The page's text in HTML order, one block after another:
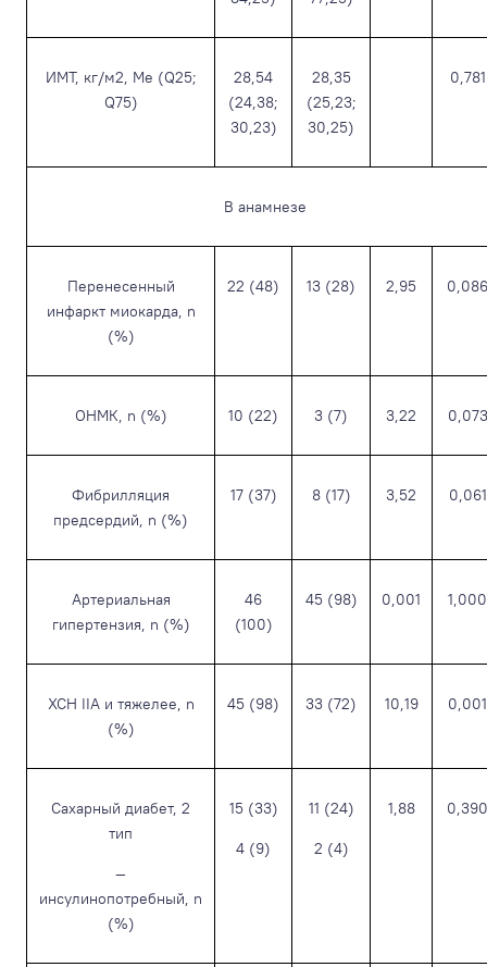
ИМТ, кг/м2, Ме (Q25;
Q75)
28,54
(24,38;
30,23)
28,35
(25,23;
30,25)
0,781
В анамнезе
Перенесенный
инфаркт миокарда, n
(%)
22 (48) 13 (28) 2,95 0,086
ОНМК, n (%) 10 (22) 3 (7) 3,22 0,073
Фибрилляция
предсердий, n (%)
17 (37) 8 (17) 3,52 0,061
Артериальная
гипертензия, n (%)
46
(100)
45 (98) 0,001 1,000
ХСН IIA и тяжелее, n
(%)
45 (98) 33 (72) 10,19 0,001
Сахарный диабет, 2
тип
—
инсулинопотребный, n
(%)
15 (33)
4 (9)
11 (24)
2 (4)
1,88 0,390